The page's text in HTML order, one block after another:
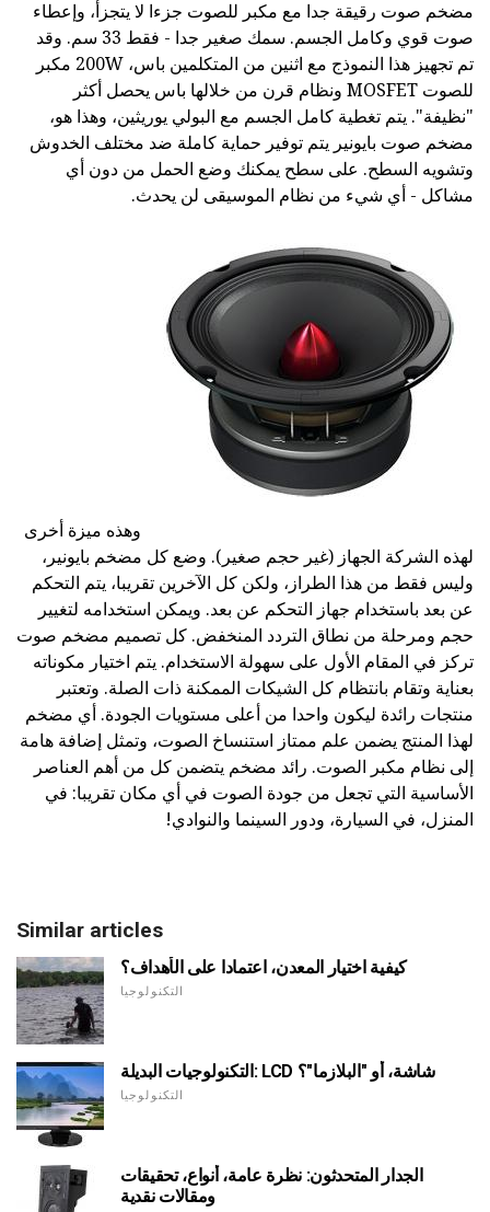
مضخم صوت رقيقة جدا مع مكبر للصوت جزءا لا يتجزأ، وإعطاء
صوت قوي وكامل الجسم. سمك صغير جدا - فقط 33 سم. وقد
تم تجهيز هذا النموذج مع اثنين من المتكلمين باس، 200W مكبر
للصوت MOSFET ونظام قرن من خلالها باس يحصل أكثر
"نظيفة". يتم تغطية كامل الجسم مع البولي يوريثين، وهذا هو،
مضخم صوت بايونير يتم توفير حماية كاملة ضد مختلف الخدوش
وتشويه السطح. على سطح يمكنك وضع الحمل من دون أي
مشاكل - أي شيء من نظام الموسيقى لن يحدث.
وهذه ميزة أخرى
لهذه الشركة الجهاز (غير حجم صغير). وضع كل مضخم بايونير،
وليس فقط من هذا الطراز، ولكن كل الآخرين تقريبا، يتم التحكم
عن بعد باستخدام جهاز التحكم عن بعد. ويمكن استخدامه لتغيير
حجم ومرحلة من نطاق التردد المنخفض. كل تصميم مضخم صوت
تركز في المقام الأول على سهولة الاستخدام. يتم اختيار مكوناته
بعناية وتقام بانتظام كل الشيكات الممكنة ذات الصلة. وتعتبر
منتجات رائدة ليكون واحدا من أعلى مستويات الجودة. أي مضخم
لهذا المنتج يضمن علم ممتاز استنساخ الصوت، وتمثل إضافة هامة
إلى نظام مكبر الصوت. رائد مضخم يتضمن كل من أهم العناصر
الأساسية التي تجعل من جودة الصوت في أي مكان تقريبا: في
المنزل، في السيارة، ودور السينما والنوادي!
Similar articles
كيفية اختيار المعدن، اعتمادا على الأهداف؟
التكنولوجيا
التكنولوجيات البديلة: LCD شاشة، أو "البلازما"؟
التكنولوجيا
الجدار المتحدثون: نظرة عامة، أنواع، تحقيقات
ومقالات نقدية